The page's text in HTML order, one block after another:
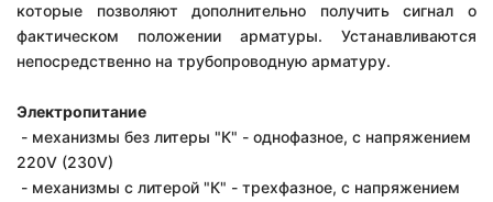
которые позволяют дополнительно получить сигнал о
фактическом положении арматуры. Устанавливаются
непосредственно на трубопроводную арматуру.
Электропитание
- механизмы без литеры "К" - однофазное, с напряжением
220V (230V)
- механизмы с литерой "К" - трехфазное, с напряжением